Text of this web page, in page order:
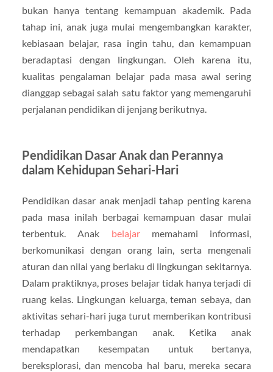
bukan hanya tentang kemampuan akademik. Pada
tahap ini, anak juga mulai mengembangkan karakter,
kebiasaan belajar, rasa ingin tahu, dan kemampuan
beradaptasi dengan lingkungan. Oleh karena itu,
kualitas pengalaman belajar pada masa awal sering
dianggap sebagai salah satu faktor yang memengaruhi
perjalanan pendidikan di jenjang berikutnya.
Pendidikan Dasar Anak dan Perannya
dalam Kehidupan Sehari-Hari
Pendidikan dasar anak menjadi tahap penting karena
pada masa inilah berbagai kemampuan dasar mulai
terbentuk. Anak belajarmemahami informasi,
berkomunikasi dengan orang lain, serta mengenali
aturan dan nilai yang berlaku di lingkungan sekitarnya.
Dalam praktiknya, proses belajar tidak hanya terjadi di
ruang kelas. Lingkungan keluarga, teman sebaya, dan
aktivitas sehari-hari juga turut memberikan kontribusi
terhadap perkembangan anak. Ketika anak
mendapatkan kesempatan untuk bertanya,
bereksplorasi, dan mencoba hal baru, mereka secara